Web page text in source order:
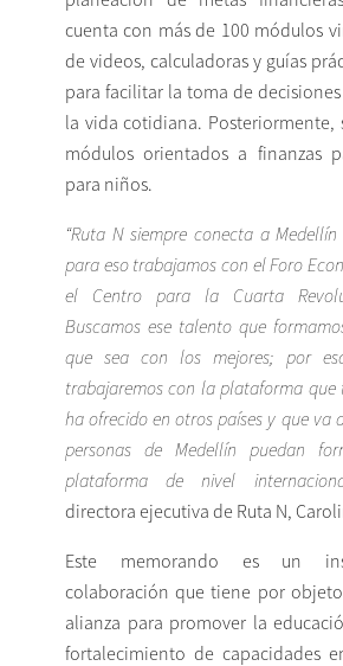
cuenta con más de 100 módulos
de videos, calculadoras y guías
para facilitar la toma de
la vida cotidiana. Posteriormente,
módulos orientados a finanzas
para niños.
“Ruta N siempre conecta a
para eso trabajamos con el Foro
el Centro para la Cuarta
Buscamos ese talento que
que sea con los mejores; por
trabajaremos con la plataforma que
ha ofrecido en otros países y que va
personas de Medellín puedan
plataforma de nivel
directora ejecutiva de Ruta N,
Este memorando es un
colaboración que tiene por
alianza para promover la
fortalecimiento de capacidades